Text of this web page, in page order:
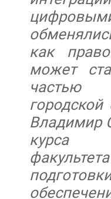
как
может
частью
Владимир
курса